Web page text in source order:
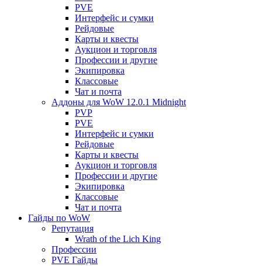
PVE
Интерфейс и сумки
Рейдовые
Карты и квесты
Аукцион и торговля
Профессии и другие
Экипировка
Классовые
Чат и почта
Аддоны для WoW 12.0.1 Midnight
PVP
PVE
Интерфейс и сумки
Рейдовые
Карты и квесты
Аукцион и торговля
Профессии и другие
Экипировка
Классовые
Чат и почта
Гайды по WoW
Репутация
Wrath of the Lich King
Профессии
PVE Гайды